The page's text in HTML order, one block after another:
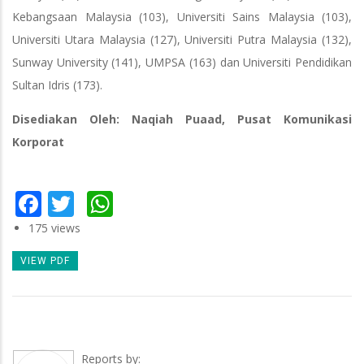
Kebangsaan Malaysia (103), Universiti Sains Malaysia (103),
Universiti Utara Malaysia (127), Universiti Putra Malaysia (132),
Sunway University (141), UMPSA (163) dan Universiti Pendidikan
Sultan Idris (173).
Disediakan Oleh: Naqiah Puaad, Pusat Komunikasi
Korporat
Facebook
Twitter
175 views
VIEW PDF
Reports by: